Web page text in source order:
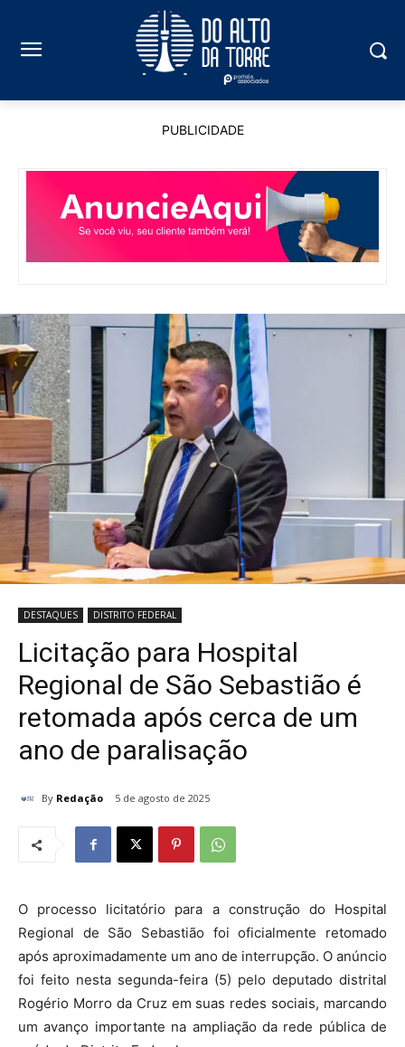
PUBLICIDADE
DESTAQUES DISTRITO FEDERAL
Licitação para Hospital
Regional de São Sebastião é
retomada após cerca de um
ano de paralisação
By Redação 5 de agosto de 2025
O processo licitatório para a construção do Hospital
Regional de São Sebastião foi oficialmente retomado
após aproximadamente um ano de interrupção. O anúncio
foi feito nesta segunda-feira (5) pelo deputado distrital
Rogério Morro da Cruz em suas redes sociais, marcando
um avanço importante na ampliação da rede pública de